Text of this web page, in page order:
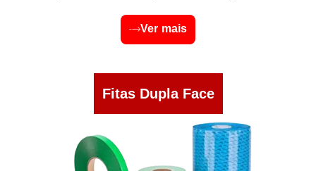
Ver mais
Fitas Dupla Face